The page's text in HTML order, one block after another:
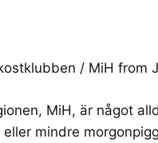
/ MiH from
MiH, är något
mindre